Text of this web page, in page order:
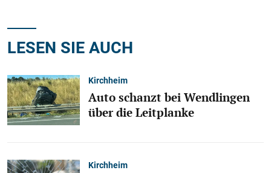
LESEN SIE AUCH
Kirchheim
Auto schanzt bei Wendlingen
über die Leitplanke
Kirchheim